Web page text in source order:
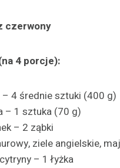
czerwony
4 porcje):
– 4 średnie sztuki (400 g)
– 1 sztuka (70 g)
– 2 ząbki
ziele angielskie,
– 1 łyżka